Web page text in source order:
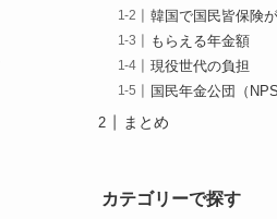
韓国で国民皆保険
もらえる年金額
現役世代の負担
国民年金公団（
まとめ
カテゴリーで探す